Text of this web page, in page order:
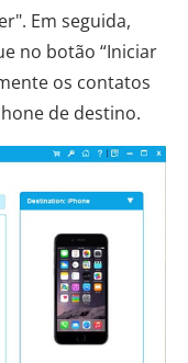
Em seguida,
no botão “Iniciar
os contatos
de destino.